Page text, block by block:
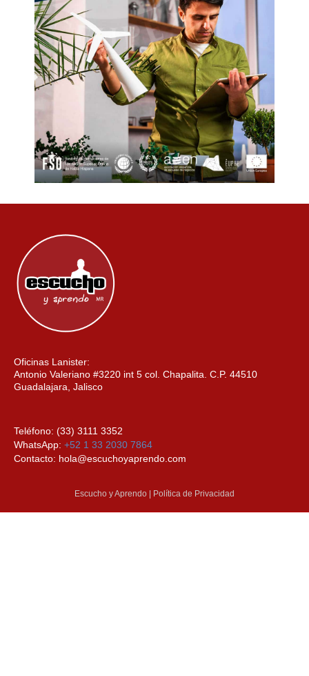
Oficinas Lanister:
Antonio Valeriano #3220 int 5 col. Chapalita. C.P. 44510
Guadalajara, Jalisco
Teléfono: (33) 3111 3352
WhatsApp: +52 1 33 2030 7864
Contacto: hola@escuchoyaprendo.com
Escucho y Aprendo | Política de Privacidad